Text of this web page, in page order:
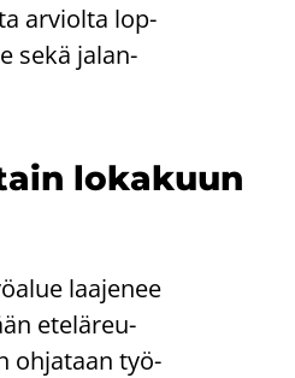
ar­viol­ta lop­
sekä ja­lan­
lo­ka­kuun
laa­je­nee
ete­lä­reu­
oh­ja­taan työ­